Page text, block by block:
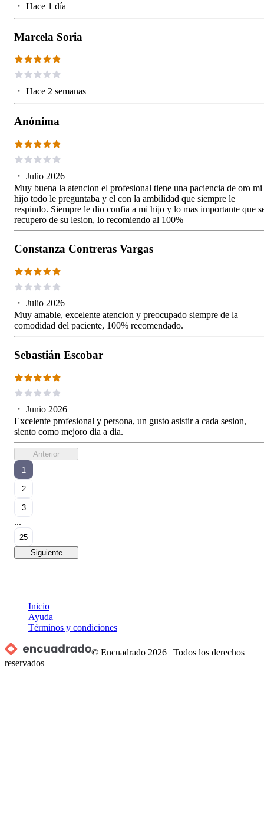
・ Hace 1 día
Marcela Soria
・ Hace 2 semanas
Anónima
・ Julio 2026
Muy buena la atencion el profesional tiene una paciencia de oro mi
hijo todo le preguntaba y el con la ambilidad que siempre le
respindo. Siempre le dio confia a mi hijo y lo mas importante que
recupero de su lesion, lo recomiendo al 100%
Constanza Contreras Vargas
・ Julio 2026
Muy amable, excelente atencion y preocupado siempre de la
comodidad del paciente, 100% recomendado.
Sebastián Escobar
・ Junio 2026
Excelente profesional y persona, un gusto asistir a cada sesion,
siento como mejoro dia a dia.
Anterior
1
2
3
...
25
Siguiente
Inicio
Ayuda
Términos y condiciones
© Encuadrado 2026 |Todos los derechos
reservados